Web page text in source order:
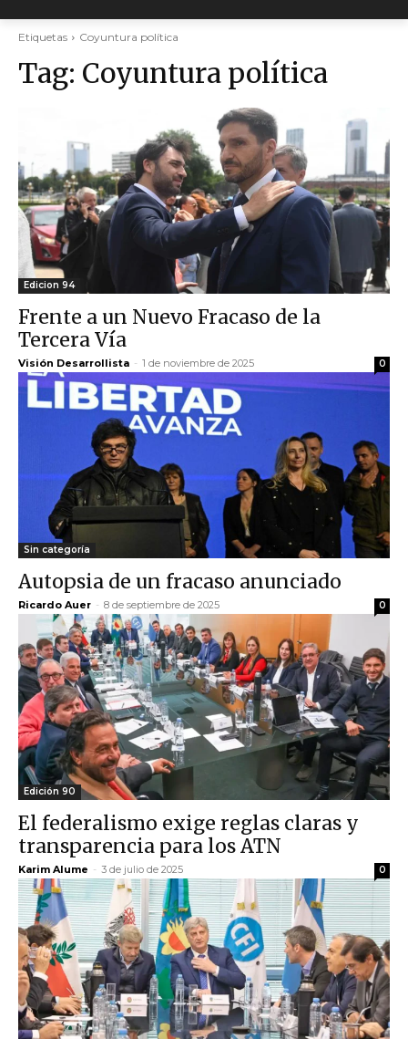
Etiquetas Coyuntura política
Tag: Coyuntura política
Edicion 94
Frente a un Nuevo Fracaso de la
Tercera Vía
Visión Desarrollista - 1 de noviembre de 2025 0
Sin categoría
Autopsia de un fracaso anunciado
Ricardo Auer - 8 de septiembre de 2025 0
Edición 90
El federalismo exige reglas claras y
transparencia para los ATN
Karim Alume - 3 de julio de 2025 0